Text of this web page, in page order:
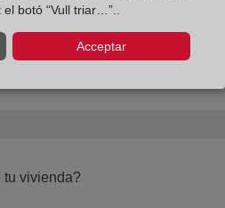
tu vivienda?
botó “Vull triar…”..
Acceptar